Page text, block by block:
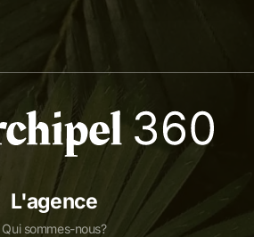
L'agence
Qui sommes-nous?